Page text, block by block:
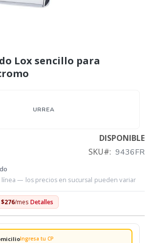
Lox sencillo para
URREA
DISPONIBLE
SKU
9436FR
línea — los precios en sucursal pueden variar
$276/mes Detalles
Ingresa tu CP